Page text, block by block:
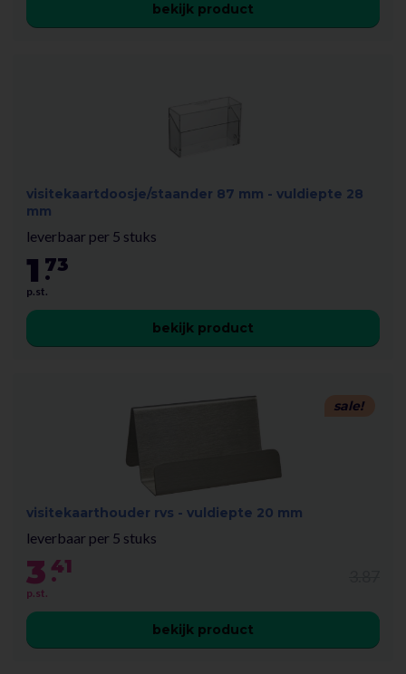
bekijk product
visitekaartdoosje/staander 87 mm - vuldiepte 28
mm
leverbaar per 5 stuks
1 .
73
p.st.
bekijk product
visitekaarthouder rvs - vuldiepte 20 mm
leverbaar per 5 stuks
sale!
3 .
41
p.st.
bekijk product